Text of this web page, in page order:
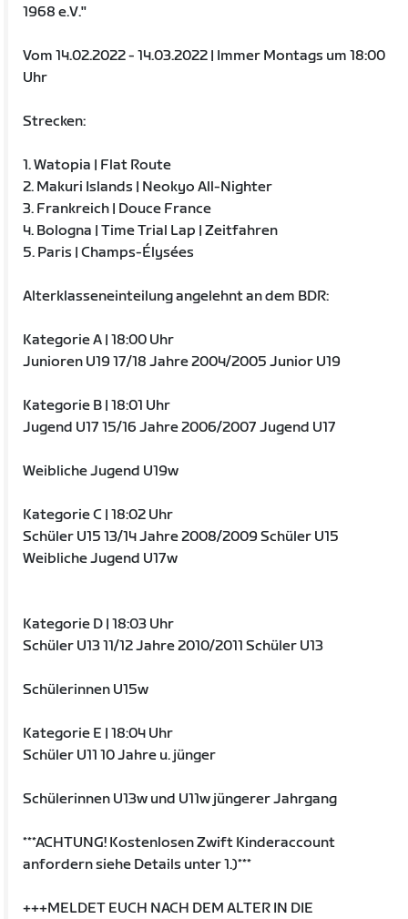
1968 e.V."
Vom 14.02.2022 - 14.03.2022 | Immer Montags um 18:00
Uhr
Strecken:
1. Watopia | Flat Route
2. Makuri Islands | Neokyo All-Nighter
3. Frankreich | Douce France
4. Bologna | Time Trial Lap | Zeitfahren
5. Paris | Champs-Élysées
Alterklasseneinteilung angelehnt an dem BDR:
Kategorie A | 18:00 Uhr
Junioren U19 17/18 Jahre 2004/2005 Junior U19
Kategorie B | 18:01 Uhr
Jugend U17 15/16 Jahre 2006/2007 Jugend U17
Weibliche Jugend U19w
Kategorie C | 18:02 Uhr
Schüler U15 13/14 Jahre 2008/2009 Schüler U15
Weibliche Jugend U17w
Kategorie D | 18:03 Uhr
Schüler U13 11/12 Jahre 2010/2011 Schüler U13
Schülerinnen U15w
Kategorie E | 18:04 Uhr
Schüler U11 10 Jahre u. jünger
Schülerinnen U13w und U11w jüngerer Jahrgang
***ACHTUNG! Kostenlosen Zwift Kinderaccount
anfordern siehe Details unter 1.)***
+++MELDET EUCH NACH DEM ALTER IN DIE